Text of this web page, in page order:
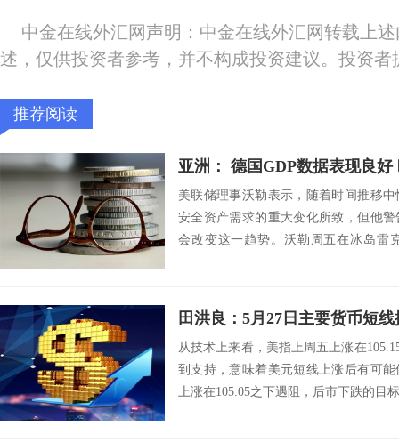
中金在线外汇网声明：中金在线外汇网转载上
述，仅供投资者参考，并不构成投资建议。投资
推荐阅读
亚洲： 德国GDP数据表现良好
美联储理事沃勒表示，随着时间推移
安全资产需求的重大变化所致，但他
会改变这一趋势。沃勒周五在冰岛雷
田洪良：5月27日主要货币
从技术上来看，美指上周五上涨在
到支持，意味着美元短线上涨后有可
上涨在105.05之下遇阻，后市下跌的目